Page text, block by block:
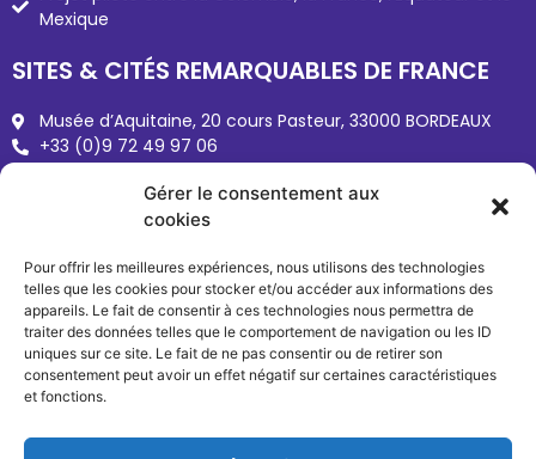
Gérer le consentement aux
cookies
Pour offrir les meilleures expériences, nous utilisons des technologies
telles que les cookies pour stocker et/ou accéder aux informations des
appareils. Le fait de consentir à ces technologies nous permettra de
traiter des données telles que le comportement de navigation ou les ID
uniques sur ce site. Le fait de ne pas consentir ou de retirer son
consentement peut avoir un effet négatif sur certaines caractéristiques
et fonctions.
LES PROJETS INTERNATIONAUX
Projet pilote entre la Colombie, la France, l’Equateur et le
SITES & CITÉS REMARQUABLES DE FRANCE
Musée d’Aquitaine, 20 cours Pasteur, 33000 BORDEAUX
+33 (0)9 72 49 97 06
Sites-cites.fr